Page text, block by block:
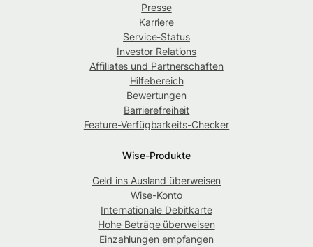
Presse
Karriere
Service-Status
Investor Relations
Affiliates und Partnerschaften
Hilfebereich
Bewertungen
Barrierefreiheit
Feature-Verfügbarkeits-Checker
Wise-Produkte
Geld ins Ausland überweisen
Wise-Konto
Internationale Debitkarte
Hohe Beträge überweisen
Einzahlungen empfangen